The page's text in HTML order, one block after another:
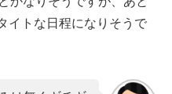
イトな日程になりそうで